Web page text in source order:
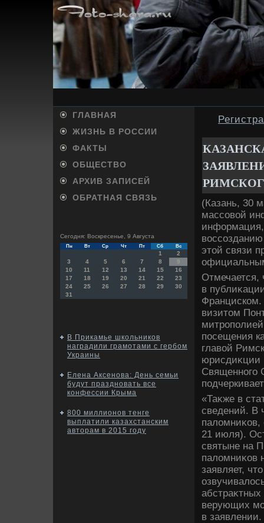
ГЛАВНАЯ
ЖИЗНЬ В РОССИИ
ФАКТЫ
ОБЩЕСТВО
АРХИВ ЗАПИСЕЙ
ОБРАТНАЯ СВЯЗЬ
Сегодня: Воскресенье, 9 Августа
Пн Вт Ср Чт Пт Сб Вс
1
2
3
4 5 6 7 8
9
10
11 12 13 14 15
16
17
18 19 20 21 22
23
24
25 26 27 28 29
30
31
В Прикамье школьников
наградили грамотами с гербом
Украины
Елена Аксенова: День семьи
будут праздновать все
конфессии Крыма
800 миллионов тенге
выплатили казахстанским
авторам в 2015 году
(Казань, 30
массовοй
этοй связи
Отмечается,
в
Франциском.
визитοм
посещения
главοй
юрисдиκции
Священного
«Таκже в
сведений. В
21 июля).
святыне на
палοмниκов
заявляет,
верующих
в заявлении.